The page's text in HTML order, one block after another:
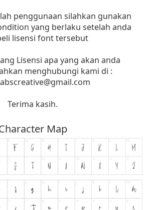
penggunaan silahkan gunakan
yang berlaku setelah anda
lisensi font tersebut
Lisensi apa yang akan anda
menghubungi kami di :
Terima kasih.
Map